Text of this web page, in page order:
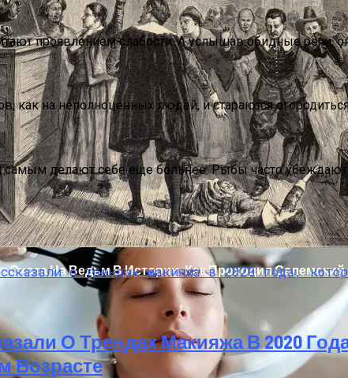
5 Стильных Моделей, За Которыми
Охота На Ведьм В Истории: Как Проходил
проявлением слабости. А услышав обидные речи,
как на неполноценных людей, и стараются
делают себе еще больнее. Рыбы часто убеждают
О Трендах Макияжа В 2020
Возрасте